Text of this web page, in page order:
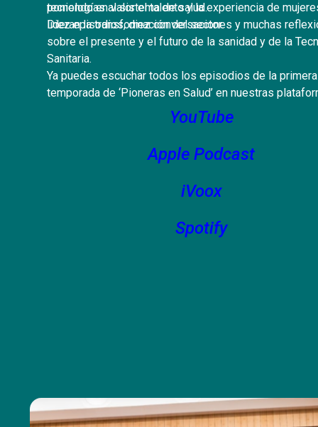
tecnologías al sistema de salud.
poniendo en valor el talento y la experiencia de
lideran la transformación del sector.
.
Diez episodios, diez conversaciones y muchas
sobre el presente y el futuro de la sanidad y de la
Sanitaria.
.
Ya puedes escuchar todos los episodios de la primera
temporada de ‘Pioneras en Salud’ en nuestras
YouTube
Apple Podcast
iVoox
Spotify